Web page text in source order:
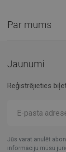
Par mums
Jaunumi
Reģistrējieties
Jūs varat anulēt
informāciju mūsu